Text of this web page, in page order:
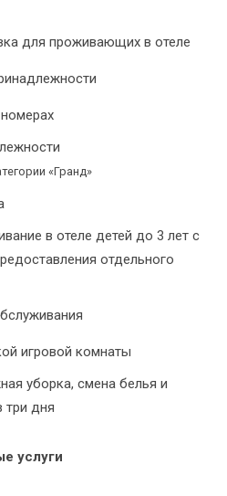
для проживающих в отеле
«Гранд»
в отеле детей до 3 лет с
отдельного
игровой комнаты
уборка, смена белья и
три дня
услуги